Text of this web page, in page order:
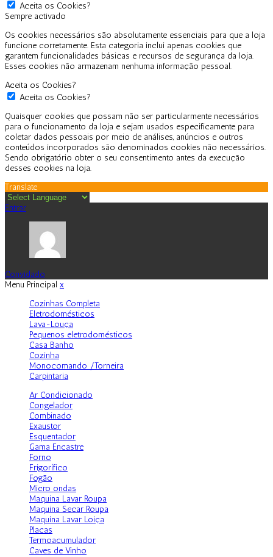
Aceita os Cookies?
Sempre activado
Os cookies necessários são absolutamente essenciais para que a loja
funcione corretamente. Esta categoria inclui apenas cookies que
garantem funcionalidades básicas e recursos de segurança da loja.
Esses cookies não armazenam nenhuma informação pessoal.
Aceita os Cookies?
Aceita os Cookies?
Quaisquer cookies que possam não ser particularmente necessários
para o funcionamento da loja e sejam usados especificamente para
coletar dados pessoais por meio de análises, anúncios e outros
conteúdos incorporados são denominados cookies não necessários.
Sendo obrigatório obter o seu consentimento antes da execução
desses cookies na loja.
Translate
Entrar
Convidado
Menu Principalx
Cozinhas Completa
Eletrodomésticos
Lava-Louça
Pequenos eletrodomésticos
Casa Banho
Cozinha
Monocomando /Torneira
Carpintaria
Ar Condicionado
Congelador
Combinado
Exaustor
Esquentador
Gama Encastre
Forno
Frigorífico
Fogão
Micro ondas
Maquina Lavar Roupa
Maquina Secar Roupa
Maquina Lavar Loiça
Placas
Termoacumulador
Caves de Vinho